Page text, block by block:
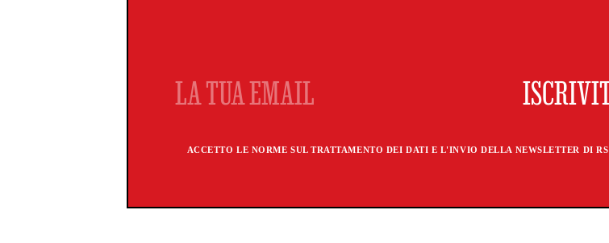
ACCETTO LE NORME SUL TRATTAMENTO DEI DATI E L'INVIO DELLA NEWSLETTER DI RS